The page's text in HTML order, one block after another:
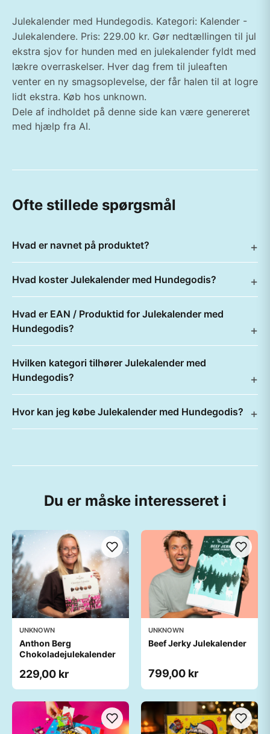
Julekalender med Hundegodis. Kategori: Kalender -
Julekalendere. Pris: 229.00 kr. Gør nedtællingen til jul
ekstra sjov for hunden med en julekalender fyldt med
lækre overraskelser. Hver dag frem til juleaften
venter en ny smagsoplevelse, der får halen til at logre
lidt ekstra. Køb hos unknown.
Dele af indholdet på denne side kan være genereret
med hjælp fra AI.
Ofte stillede spørgsmål
Hvad er navnet på produktet?
Hvad koster Julekalender med Hundegodis?
Hvad er EAN / Produktid for Julekalender med
Hundegodis?
Hvilken kategori tilhører Julekalender med
Hundegodis?
Hvor kan jeg købe Julekalender med Hundegodis?
Du er måske interesseret i
UNKNOWN
Anthon Berg
Chokoladejulekalender
229,00 kr
UNKNOWN
Beef Jerky Julekalender
799,00 kr